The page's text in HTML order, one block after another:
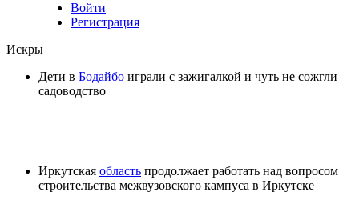
Войти
Регистрация
Искры
Дети в Бодайбо играли с зажигалкой и чуть не сожгли
садоводство
Иркутская область продолжает работать над вопросом
строительства межвузовского кампуса в Иркутске